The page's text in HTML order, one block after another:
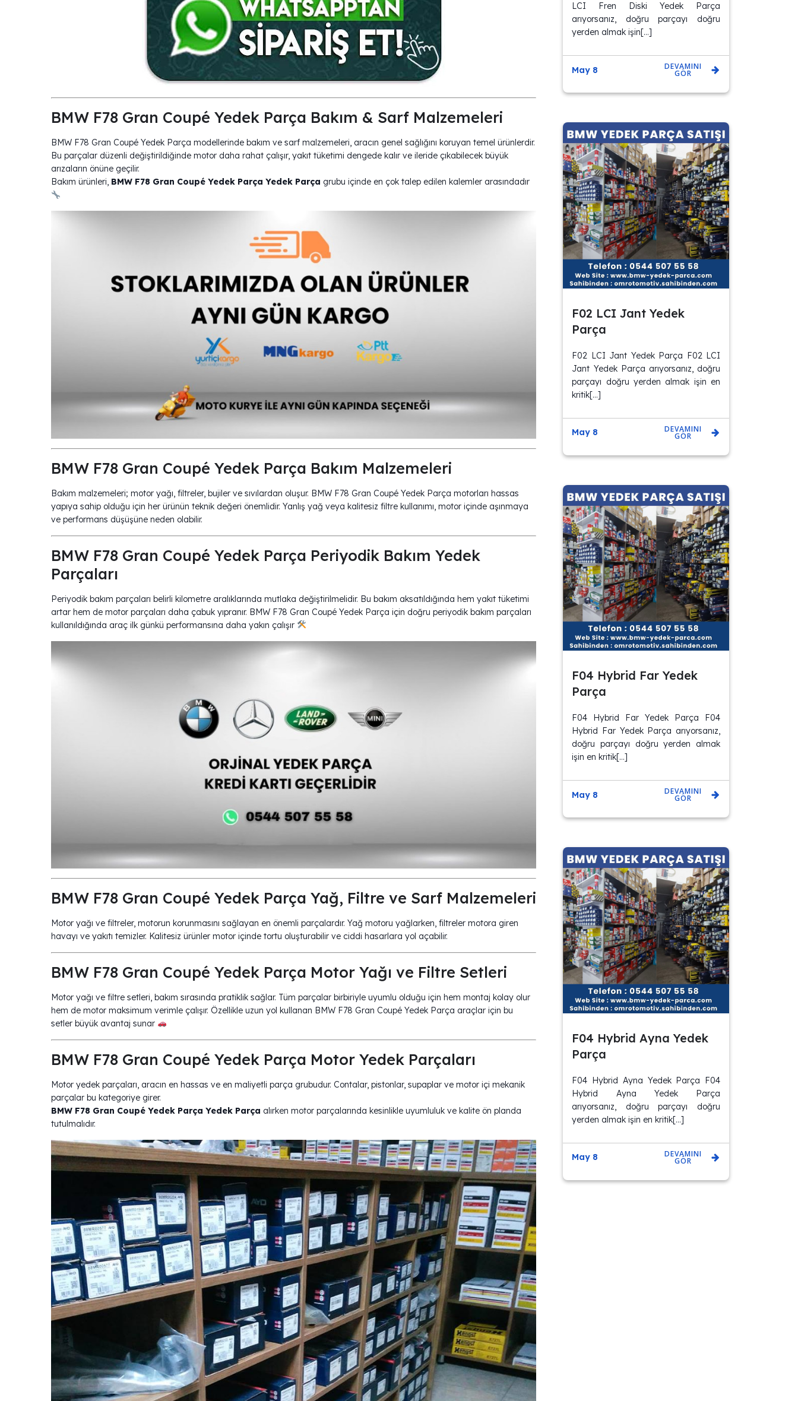
BMW F78 Gran Coupé Yedek Parça Bakım & Sarf Malzemeleri
BMW F78 Gran Coupé Yedek Parça modellerinde bakım ve sarf malzemeleri, aracın genel sağlığını koruyan temel ürünlerdir.
Bu parçalar düzenli değiştirildiğinde motor daha rahat çalışır, yakıt tüketimi dengede kalır ve ileride çıkabilecek büyük
arızaların önüne geçilir.
Bakım ürünleri, BMW F78 Gran Coupé Yedek Parça Yedek Parça grubu içinde en çok talep edilen kalemler arasındadır
BMW F78 Gran Coupé Yedek Parça Bakım Malzemeleri
Bakım malzemeleri; motor yağı, filtreler, bujiler ve sıvılardan oluşur. BMW F78 Gran Coupé Yedek Parça motorları hassas
yapıya sahip olduğu için her ürünün teknik değeri önemlidir. Yanlış yağ veya kalitesiz filtre kullanımı, motor içinde aşınmaya
ve performans düşüşüne neden olabilir.
BMW F78 Gran Coupé Yedek Parça Periyodik Bakım Yedek
Parçaları
Periyodik bakım parçaları belirli kilometre aralıklarında mutlaka değiştirilmelidir. Bu bakım aksatıldığında hem yakıt tüketimi
artar hem de motor parçaları daha çabuk yıpranır. BMW F78 Gran Coupé Yedek Parça için doğru periyodik bakım parçaları
kullanıldığında araç ilk günkü performansına daha yakın çalışır
BMW F78 Gran Coupé Yedek Parça Yağ, Filtre ve Sarf Malzemeleri
Motor yağı ve filtreler, motorun korunmasını sağlayan en önemli parçalardır. Yağ motoru yağlarken, filtreler motora giren
havayı ve yakıtı temizler. Kalitesiz ürünler motor içinde tortu oluşturabilir ve ciddi hasarlara yol açabilir.
BMW F78 Gran Coupé Yedek Parça Motor Yağı ve Filtre Setleri
Motor yağı ve filtre setleri, bakım sırasında pratiklik sağlar. Tüm parçalar birbiriyle uyumlu olduğu için hem montaj kolay olur
hem de motor maksimum verimle çalışır. Özellikle uzun yol kullanan BMW F78 Gran Coupé Yedek Parça araçlar için bu
setler büyük avantaj sunar
BMW F78 Gran Coupé Yedek Parça Motor Yedek Parçaları
Motor yedek parçaları, aracın en hassas ve en maliyetli parça grubudur. Contalar, pistonlar, supaplar ve motor içi mekanik
parçalar bu kategoriye girer.
BMW F78 Gran Coupé Yedek Parça Yedek Parça alırken motor parçalarında kesinlikle uyumluluk ve kalite ön planda
tutulmalıdır.
LCI Fren Diski Yedek Parça
arıyorsanız, doğru parçayı doğru
yerden almak işin[…]
May 8 DEVAMINI
GÖR
F02 LCI Jant Yedek
Parça
F02 LCI Jant Yedek Parça F02 LCI
Jant Yedek Parça arıyorsanız, doğru
parçayı doğru yerden almak işin en
kritik[…]
May 8 DEVAMINI
GÖR
F04 Hybrid Far Yedek
Parça
F04 Hybrid Far Yedek Parça F04
Hybrid Far Yedek Parça arıyorsanız,
doğru parçayı doğru yerden almak
işin en kritik[…]
May 8 DEVAMINI
GÖR
F04 Hybrid Ayna Yedek
Parça
F04 Hybrid Ayna Yedek Parça F04
Hybrid Ayna Yedek Parça
arıyorsanız, doğru parçayı doğru
yerden almak işin en kritik[…]
May 8 DEVAMINI
GÖR